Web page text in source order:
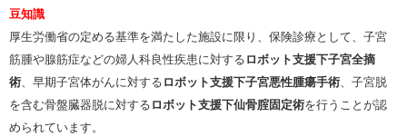
豆知識
厚生労働省の定める基準を満たした施設に限り、保険診療として、子宮
筋腫や腺筋症などの婦人科良性疾患に対する ロボット支援下子宮全摘
術、早期子宮体がんに対する ロボット支援下子宮悪性腫瘍手術、子宮脱
を含む骨盤臓器脱に対する ロボット支援下仙骨腟固定術を行うことが認
められています。